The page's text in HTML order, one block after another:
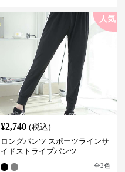
人気
¥2,740 (税込)
ロングパンツ スポーツラインサ
イドストライプパンツ
全2色